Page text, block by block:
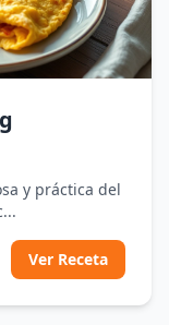
y práctica del
Ver Receta